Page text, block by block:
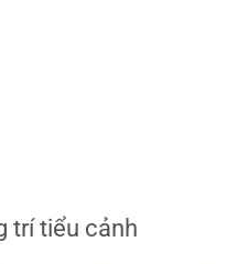
trí tiểu cảnh